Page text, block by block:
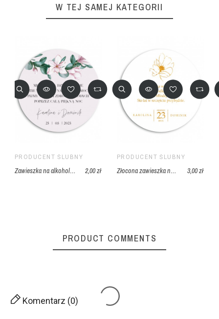
W TEJ SAMEJ KATEGORII
PRODUCENT ŚLUBNY
Zawieszka na alkohol z motywem magnolii i liści eukaliptusa 2,00 zł
PRODUCENT ŚLUBNY
Złocona zawieszka na alkohol w stylu minimalistycznym 3,00 zł
PRODUCT COMMENTS
Komentarz (0)